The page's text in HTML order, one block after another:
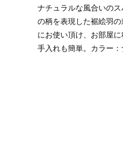
ナチュラルな風合いの
の柄を表現した裾絵羽
にお使い頂け、お部屋
手入れも簡単。カラー